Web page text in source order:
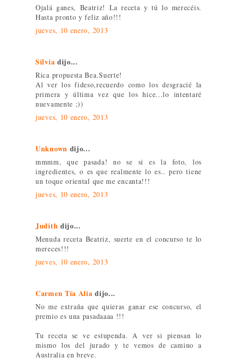
Ojalá ganes, Beatriz! La receta y tú lo merecéis.
Hasta pronto y feliz año!!!
jueves, 10 enero, 2013
Silvia dijo...
Rica propuesta Bea.Suerte!
Al ver los fideso,recuerdo como los desgracié la
primera y última vez que los hice...lo intentaré
nuevamente ;))
jueves, 10 enero, 2013
Unknown dijo...
mmmm, que pasada! no se si es la foto, los
ingredientes, o es que realmente lo es.. pero tiene
un toque oriental que me encanta!!!
jueves, 10 enero, 2013
Judith dijo...
Menuda receta Beatriz, suerte en el concurso te lo
mereces!!!
jueves, 10 enero, 2013
Carmen Tía Alia dijo...
No me extraña que quieras ganar ese concurso, el
premio es una pasadaaaa !!!
Tu receta se ve estupenda. A ver si piensan lo
mismo los del jurado y te vemos de camino a
Australia en breve.